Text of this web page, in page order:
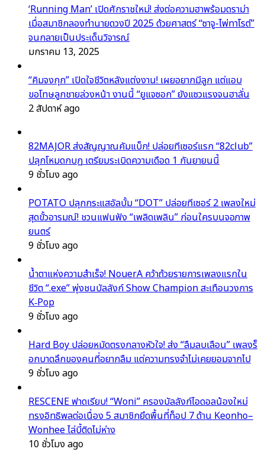
‘Running Man’ เปิดศักราชใหม่! ส่งต่อความฮาพร้อมดราม่า
เมื่อสมาชิกลองทำนายดวงปี 2025 ด้วยศาสตร์ “ซาจู-ไพ่ทาโรต์”
จนกลายเป็นประเด็นวิจารณ์
มกราคม 13, 2025
“คิมจงกุก” เปิดใจชีวิตหลังแต่งงาน! เผยอยากมีลูก แต่แอบ
ขอโทษลูกชายล่วงหน้า งานนี้ “ยูแจซอก” ยังแซวแรงจนฮาลั่น
2 สัปดาห์ ago
82MAJOR ส่งสัญญาณคัมแบ็ก! ปล่อยทีเซอร์แรก “82club”
ปลุกโหมดกบฏ เตรียมระเบิดความเดือด 1 กันยายนนี้
9 ชั่วโมง ago
POTATO ปลุกกระแสอัลบั้ม “DOT” ปล่อยทีเซอร์ 2 เพลงใหม่
สุดขั้วอารมณ์! ชวนแฟนฟัง “เพลิดเพลิน” ก่อนใครบนจอภาพ
ยนตร์
9 ชั่วโมง ago
น้ำตาแห่งความสำเร็จ! NouerA คว้าถ้วยรายการเพลงแรกใน
ชีวิต “.exe” พุ่งชนบัลลังก์ Show Champion สะเทือนวงการ
K‑Pop
9 ชั่วโมง ago
Hard Boy ปล่อยหมัดตรงกลางหัวใจ! ส่ง “ลืมลบเลือน” เพลงร็
อกบาดลึกของคนที่อยากลืม แต่ความทรงจำไม่เคยยอมจากไป
9 ชั่วโมง ago
RESCENE ฟาดเรียบ! “Woni” ครองบัลลังก์ไอดอลน้องใหม่
ทรงอิทธิพลต่อเนื่อง 5 สมาชิกยึดพื้นที่ท็อป 7 ด้าน Keonho–
Wonhee ไล่บี้ติดไม่ห่าง
10 ชั่วโมง ago